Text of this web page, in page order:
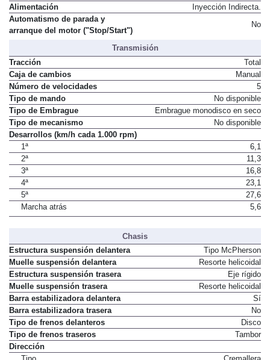
Alimentación
Inyección Indirecta.
Automatismo de parada y
arranque del motor ("Stop/Start")
No
Transmisión
Tracción
Total
Caja de cambios
Manual
Número de velocidades
5
Tipo de mando
No disponible
Tipo de Embrague
Embrague monodisco en seco
Tipo de mecanismo
No disponible
Desarrollos (km/h cada 1.000 rpm)
1ª
6,1
2ª
11,3
3ª
16,8
4ª
23,1
5ª
27,6
Marcha atrás
5,6
Chasis
Estructura suspensión delantera
Tipo McPherson
Muelle suspensión delantera
Resorte helicoidal
Estructura suspensión trasera
Eje rígido
Muelle suspensión trasera
Resorte helicoidal
Barra estabilizadora delantera
Sí
Barra estabilizadora trasera
No
Tipo de frenos delanteros
Disco
Tipo de frenos traseros
Tambor
Dirección